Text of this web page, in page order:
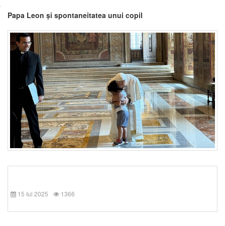
Papa Leon și spontaneitatea unui copil
15 Iul 2025 1366